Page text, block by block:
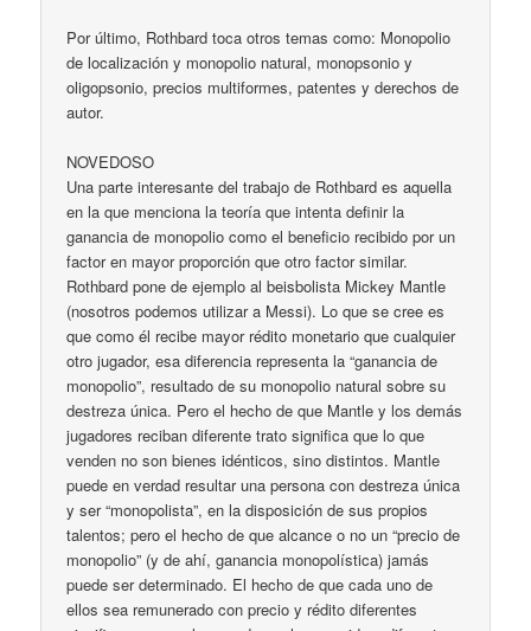
Por último, Rothbard toca otros temas como: Monopolio
de localización y monopolio natural, monopsonio y
oligopsonio, precios multiformes, patentes y derechos de
autor.
NOVEDOSO
Una parte interesante del trabajo de Rothbard es aquella
en la que menciona la teoría que intenta definir la
ganancia de monopolio como el beneficio recibido por un
factor en mayor proporción que otro factor similar.
Rothbard pone de ejemplo al beisbolista Mickey Mantle
(nosotros podemos utilizar a Messi). Lo que se cree es
que como él recibe mayor rédito monetario que cualquier
otro jugador, esa diferencia representa la “ganancia de
monopolio”, resultado de su monopolio natural sobre su
destreza única. Pero el hecho de que Mantle y los demás
jugadores reciban diferente trato significa que lo que
venden no son bienes idénticos, sino distintos. Mantle
puede en verdad resultar una persona con destreza única
y ser “monopolista”, en la disposición de sus propios
talentos; pero el hecho de que alcance o no un “precio de
monopolio” (y de ahí, ganancia monopolística) jamás
puede ser determinado. El hecho de que cada uno de
ellos sea remunerado con precio y rédito diferentes